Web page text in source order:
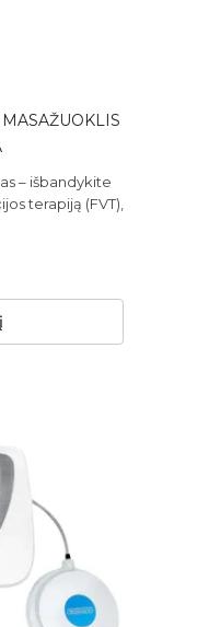
– išbandykite
terapiją (FVT),